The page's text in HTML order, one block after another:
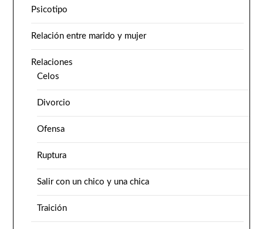
Psicotipo
Relación entre marido y mujer
Relaciones
Celos
Divorcio
Ofensa
Ruptura
Salir con un chico y una chica
Traición